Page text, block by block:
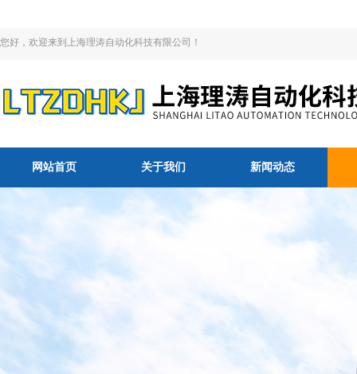
您好，欢迎来到上海理涛自动化科技有限公司！
网站首页 关于我们 新闻动态